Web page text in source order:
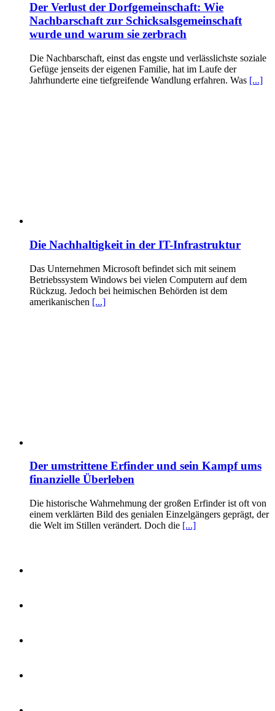
Der Verlust der Dorfgemeinschaft: Wie
Nachbarschaft zur Schicksalsgemeinschaft
wurde und warum sie zerbrach
Die Nachbarschaft, einst das engste und verlässlichste soziale
Gefüge jenseits der eigenen Familie, hat im Laufe der
Jahrhunderte eine tiefgreifende Wandlung erfahren. Was [...]
Die Nachhaltigkeit in der IT-Infrastruktur
Das Unternehmen Microsoft befindet sich mit seinem
Betriebssystem Windows bei vielen Computern auf dem
Rückzug. Jedoch bei heimischen Behörden ist dem
amerikanischen [...]
Der umstrittene Erfinder und sein Kampf ums
finanzielle Überleben
Die historische Wahrnehmung der großen Erfinder ist oft von
einem verklärten Bild des genialen Einzelgängers geprägt, der
die Welt im Stillen verändert. Doch die [...]